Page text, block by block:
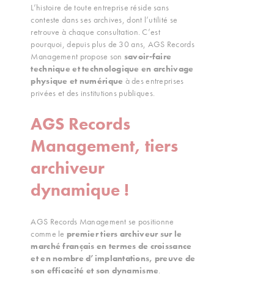
L’histoire de toute entreprise réside sans
conteste dans ses archives, dont l’utilité se
retrouve à chaque consultation. C’est
pourquoi, depuis plus de 30 ans, AGS Records
Management propose son savoir-faire
technique et technologique en archivage
physique et numérique à des entreprises
privées et des institutions publiques.
AGS Records
Management, tiers
archiveur
dynamique !
AGS Records Management se positionne
comme le premiertiers archiveur sur le
marché français en termes de croissance
et en nombre d’implantations, preuve de
son efficacité et son dynamisme.